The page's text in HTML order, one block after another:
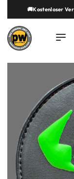
springen🚚Kostenloser